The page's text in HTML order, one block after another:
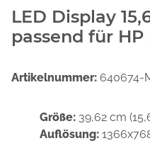
LED Display
passend für HP
Artikelnummer: 640674-
Größe: 39,62 cm
Auflösung: